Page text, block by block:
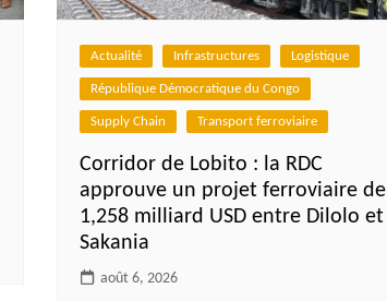
Actualité Infrastructures Logistique
République Démocratique du Congo
Supply Chain Transport ferroviaire
Corridor de Lobito : la RDC
approuve un projet ferroviaire de
1,258 milliard USD entre Dilolo et
Sakania
août 6, 2026